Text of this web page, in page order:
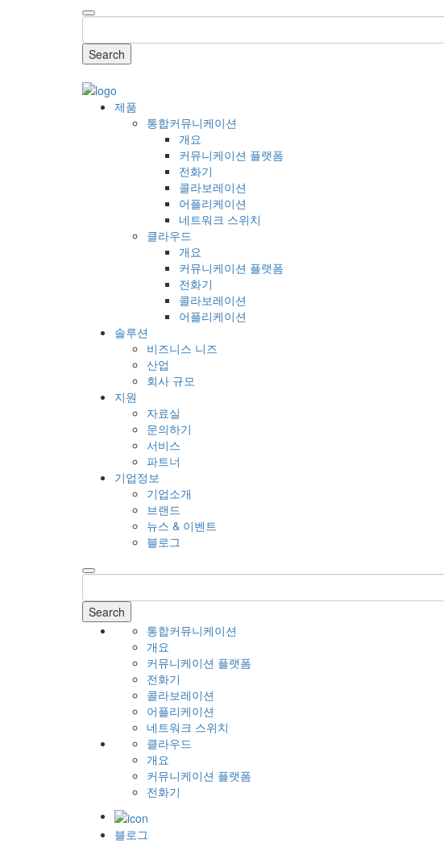
Search
제품
통합커뮤니케이션
개요
커뮤니케이션 플랫폼
전화기
콜라보레이션
어플리케이션
네트워크 스위치
클라우드
개요
커뮤니케이션 플랫폼
전화기
콜라보레이션
어플리케이션
솔루션
비즈니스 니즈
산업
회사 규모
지원
자료실
문의하기
서비스
파트너
기업정보
기업소개
브랜드
뉴스 & 이벤트
블로그
Search
통합커뮤니케이션
개요
커뮤니케이션 플랫폼
전화기
콜라보레이션
어플리케이션
네트워크 스위치
클라우드
개요
커뮤니케이션 플랫폼
전화기
블로그